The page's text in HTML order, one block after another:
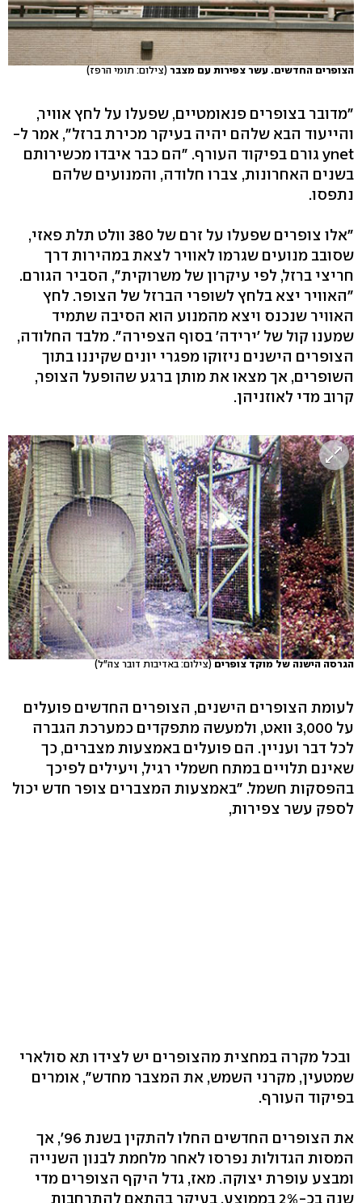
הצופרים החדשים. עשר צפירות עם מצבר (צילום: תומי הרפז)
"מדובר בצופרים פנאומטיים, שפעלו על לחץ אוויר,
והייעוד הבא שלהם יהיה בעיקר מכירת ברזל", אמר ל-
ynet גורם בפיקוד העורף. "הם כבר איבדו מכשירותם
בשנים האחרונות, צברו חלודה, והמנועים שלהם
נתפסו.
"אלו צופרים שפעלו על זרם של 380 וולט תלת פאזי,
שסובב מנועים שגרמו לאוויר לצאת במהירות דרך
חריצי ברזל, לפי עיקרון של משרוקית", הסביר הגורם.
"האוויר יצא בלחץ לשופרי הברזל של הצופר. לחץ
האוויר שנכנס ויצא מהמנוע הוא הסיבה שתמיד
שמענו קול של 'ירידה' בסוף הצפירה". מלבד החלודה,
הצופרים הישנים ניזוקו מפגרי יונים שקיננו בתוך
השופרים, אך מצאו את מותן ברגע שהופעל הצופר,
קרוב מדי לאוזניהן.
הגרסה הישנה של מוקד צופרים (צילום: באדיבות דובר צה"ל)
לעומת הצופרים הישנים, הצופרים החדשים פועלים
על 3,000 וואט, ולמעשה מתפקדים כמערכת הגברה
לכל דבר ועניין. הם פועלים באמצעות מצברים, כך
שאינם תלויים במתח חשמלי רגיל, ויעילים לפיכך
בהפסקות חשמל. "באמצעות המצברים צופר חדש יכול
לספק עשר צפירות,
ובכל מקרה במחצית מהצופרים יש לצידו תא סולארי
שמטעין, מקרני השמש, את המצבר מחדש", אומרים
בפיקוד העורף.
את הצופרים החדשים החלו להתקין בשנת 96', אך
המסות הגדולות נפרסו לאחר מלחמת לבנון השנייה
ומבצע עופרת יצוקה. מאז, גדל היקף הצופרים מדי
שנה בכ-2% בממוצע, בעיקר בהתאם להתרחבות